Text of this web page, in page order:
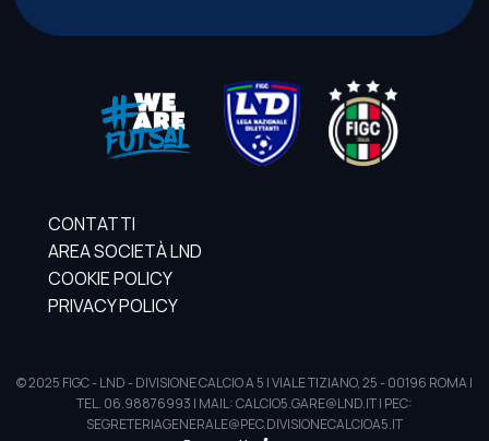
CONTATTI
AREA SOCIETÀ LND
COOKIE POLICY
PRIVACY POLICY
© 2025 FIGC - LND - DIVISIONE CALCIO A 5 | VIALE TIZIANO, 25 - 00196 ROMA |
TEL. 06.98876993 | MAIL: CALCIO5.GARE@LND.IT | PEC:
SEGRETERIAGENERALE@PEC.DIVISIONECALCIOA5.IT